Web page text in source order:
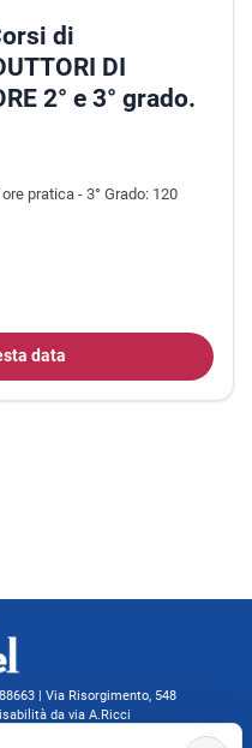
di
DI
2° e 3° grado.
pratica - 3° Grado: 120
data
| Via Risorgimento, 548
da via A.Ricci